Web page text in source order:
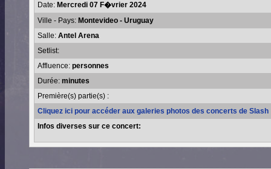
Date: Mercredi 07 F�vrier 2024
Ville - Pays: Montevideo - Uruguay
Salle: Antel Arena
Setlist:
Affluence: personnes
Durée: minutes
Première(s) partie(s) :
Cliquez ici pour accéder aux galeries photos des concerts de Slash
Infos diverses sur ce concert: